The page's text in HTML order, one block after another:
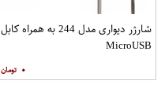
شارژر دیواری مدل 244 به همراه کابل
MicroUSB
۰